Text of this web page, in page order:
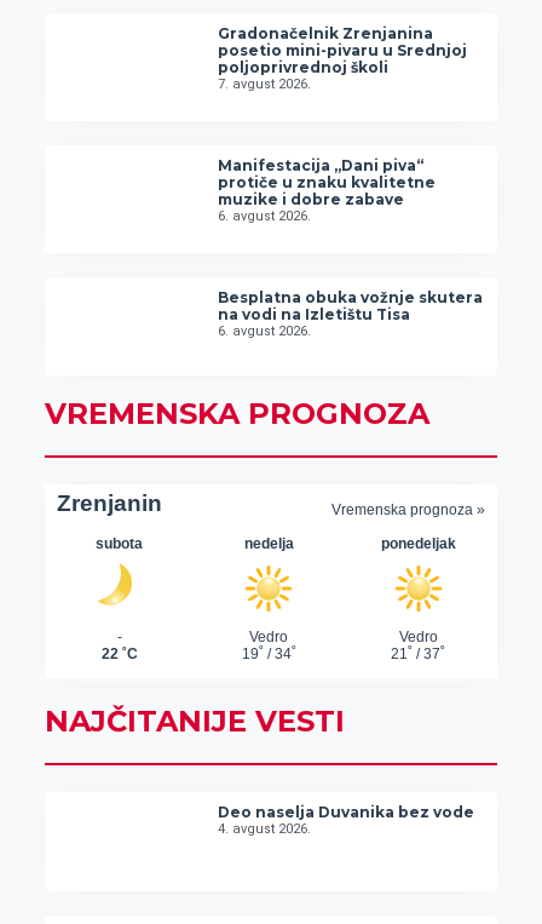
Gradonačelnik Zrenjanina
posetio mini-pivaru u Srednjoj
poljoprivrednoj školi
7. avgust 2026.
Manifestacija „Dani piva“
protiče u znaku kvalitetne
muzike i dobre zabave
6. avgust 2026.
Besplatna obuka vožnje skutera
na vodi na Izletištu Tisa
6. avgust 2026.
VREMENSKA PROGNOZA
NAJČITANIJE VESTI
Deo naselja Duvanika bez vode
4. avgust 2026.